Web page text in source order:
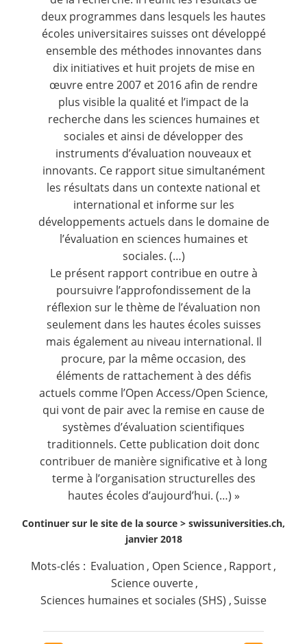
deux programmes dans lesquels les hautes
écoles universitaires suisses ont développé
ensemble des méthodes innovantes dans
dix initiatives et huit projets de mise en
œuvre entre 2007 et 2016 afin de rendre
plus visible la qualité et l’impact de la
recherche dans les sciences humaines et
sociales et ainsi de développer des
instruments d’évaluation nouveaux et
innovants. Ce rapport situe simultanément
les résultats dans un contexte national et
international et informe sur les
développements actuels dans le domaine de
l’évaluation en sciences humaines et
sociales. (…)
Le présent rapport contribue en outre à
poursuivre l’approfondissement de la
réflexion sur le thème de l’évaluation non
seulement dans les hautes écoles suisses
mais également au niveau international. Il
procure, par la même occasion, des
éléments de rattachement à des défis
actuels comme l’Open Access/Open Science,
qui vont de pair avec la remise en cause de
systèmes d’évaluation scientifiques
traditionnels. Cette publication doit donc
contribuer de manière significative et à long
terme à l’organisation struc­turelles des
hautes écoles d’aujourd’hui. (…) »
Continuer sur le site de la source > swissuniversities.ch,
janvier 2018
Mots-clés : Evaluation , Open Science , Rapport,
Science ouverte,
Sciences humaines et sociales (SHS) ,Suisse